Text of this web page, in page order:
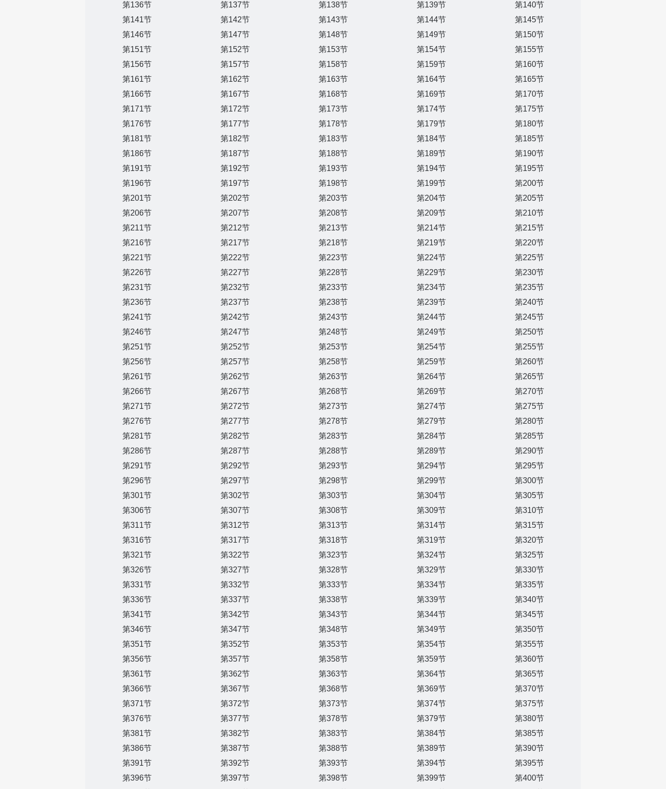
第136节
第137节 第138节 第139节
第140节
第141节
第142节 第143节 第144节
第145节
第146节
第147节 第148节 第149节
第150节
第151节
第152节 第153节 第154节
第155节
第156节
第157节 第158节 第159节
第160节
第161节
第162节 第163节 第164节
第165节
第166节
第167节 第168节 第169节
第170节
第171节
第172节 第173节 第174节
第175节
第176节
第177节 第178节 第179节
第180节
第181节
第182节 第183节 第184节
第185节
第186节
第187节 第188节 第189节
第190节
第191节
第192节 第193节 第194节
第195节
第196节
第197节 第198节 第199节
第200节
第201节
第202节 第203节 第204节
第205节
第206节
第207节 第208节 第209节
第210节
第211节
第212节 第213节 第214节
第215节
第216节
第217节 第218节 第219节
第220节
第221节
第222节 第223节 第224节
第225节
第226节
第227节 第228节 第229节
第230节
第231节
第232节 第233节 第234节
第235节
第236节
第237节 第238节 第239节
第240节
第241节
第242节 第243节 第244节
第245节
第246节
第247节 第248节 第249节
第250节
第251节
第252节 第253节 第254节
第255节
第256节
第257节 第258节 第259节
第260节
第261节
第262节 第263节 第264节
第265节
第266节
第267节 第268节 第269节
第270节
第271节
第272节 第273节 第274节
第275节
第276节
第277节 第278节 第279节
第280节
第281节
第282节 第283节 第284节
第285节
第286节
第287节 第288节 第289节
第290节
第291节
第292节 第293节 第294节
第295节
第296节
第297节 第298节 第299节
第300节
第301节
第302节 第303节 第304节
第305节
第306节
第307节 第308节 第309节
第310节
第311节
第312节 第313节 第314节
第315节
第316节
第317节 第318节 第319节
第320节
第321节
第322节 第323节 第324节
第325节
第326节
第327节 第328节 第329节
第330节
第331节
第332节 第333节 第334节
第335节
第336节
第337节 第338节 第339节
第340节
第341节
第342节 第343节 第344节
第345节
第346节
第347节 第348节 第349节
第350节
第351节
第352节 第353节 第354节
第355节
第356节
第357节 第358节 第359节
第360节
第361节
第362节 第363节 第364节
第365节
第366节
第367节 第368节 第369节
第370节
第371节
第372节 第373节 第374节
第375节
第376节
第377节 第378节 第379节
第380节
第381节
第382节 第383节 第384节
第385节
第386节
第387节 第388节 第389节
第390节
第391节
第392节 第393节 第394节
第395节
第396节
第397节 第398节 第399节
第400节